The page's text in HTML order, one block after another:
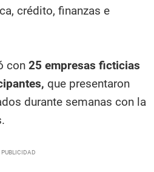
crédito, finanzas e
con 25 empresas ficticias
que presentaron
durante semanas con la